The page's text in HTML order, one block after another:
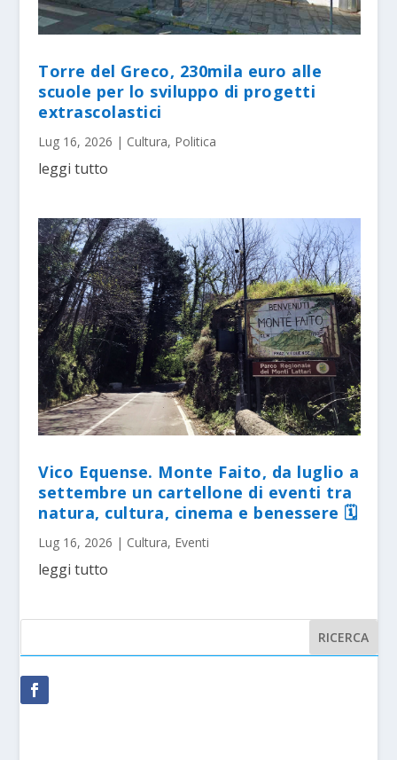
Torre del Greco, 230mila euro alle
scuole per lo sviluppo di progetti
extrascolastici
Lug 16, 2026 | Cultura, Politica
leggi tutto
Vico Equense. Monte Faito, da luglio a
settembre un cartellone di eventi tra
natura, cultura, cinema e benessere 🗓
Lug 16, 2026 | Cultura, Eventi
leggi tutto